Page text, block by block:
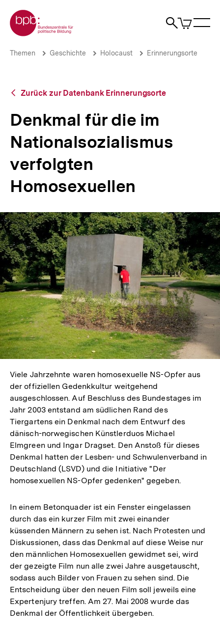
zum
Seiteninhalt
springen
Zur Startseite der bpb
Suche
Artikel
im
Denkmal
Nationalsozialismus
bpb.de
Brotkrümelnavigation
Pfadnavigation
Themen Geschichte Holocaust Erinnerungsorte
Zurück
Datenbank
Erinnerungsorte
Zurück zur Datenbank Erinnerungsorte
Denkmal für die im
Nationalsozialismus
verfolgten
Homosexuellen
Viele Jahrzehnte waren homosexuelle NS-Opfer aus
der offiziellen Gedenkkultur weitgehend
ausgeschlossen. Auf Beschluss des Bundestages im
Jahr 2003 entstand am südlichen Rand des
Tiergartens ein Denkmal nach dem Entwurf des
dänisch-norwegischen Künstlerduos Michael
Elmgreen und Ingar Dragset. Den Anstoß für dieses
Denkmal hatten der Lesben- und Schwulenverband in
Deutschland (LSVD) und die Initiative "Der
homosexuellen NS-Opfer gedenken" gegeben.
In einem Betonquader ist ein Fenster eingelassen
durch das ein kurzer Film mit zwei einander
küssenden Männern zu sehen ist. Nach Protesten und
Diskussionen, dass das Denkmal auf diese Weise nur
den männlichen Homosexuellen gewidmet sei, wird
der gezeigte Film nun alle zwei Jahre ausgetauscht,
sodass auch Bilder von Frauen zu sehen sind. Die
Entscheidung über den neuen Film soll jeweils eine
Expertenjury treffen. Am 27. Mai 2008 wurde das
Denkmal der Öffentlichkeit übergeben.